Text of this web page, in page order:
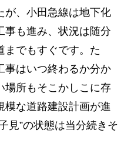
が、小田急線は地下化
事も進み、状況は随分
までもすぐです。た
事はいつ終わるか分か
場所もそこかしこに存
模な道路建設計画が進
見”の状態は当分続きそ